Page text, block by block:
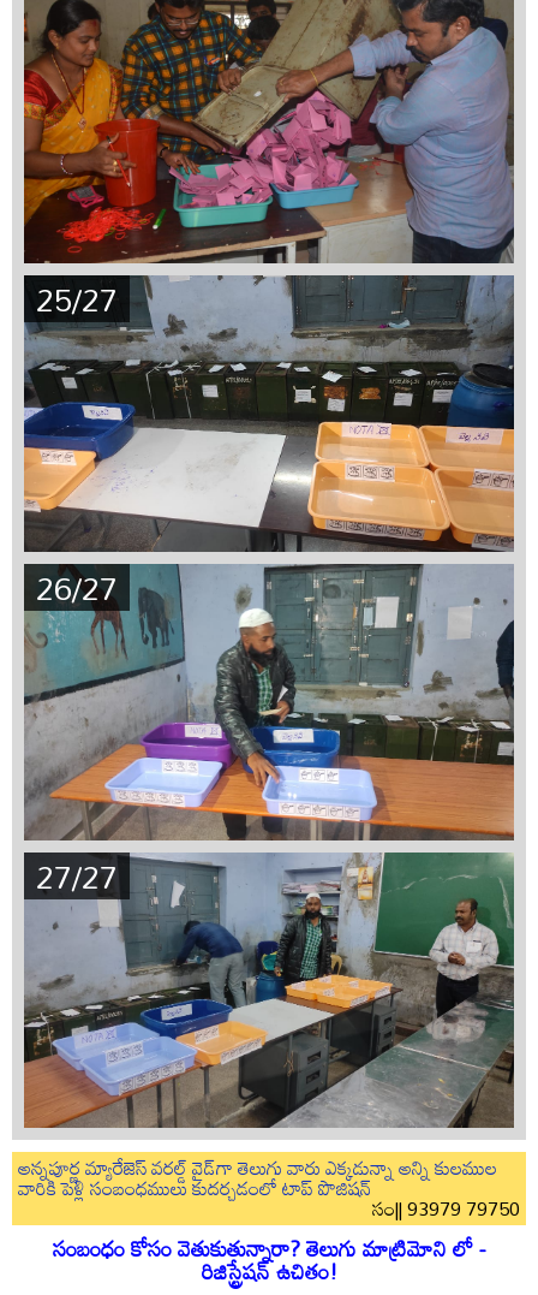
25/27
26/27
27/27
అన్నపూర్ణ మ్యారేజెస్ వరల్డ్ వైడ్‌గా తెలుగు వారు ఎక్కడున్నా అన్ని కులముల
వారికి పెళ్లి సంబంధములు కుదర్చడంలో టాప్ పొజిషన్
సం|| 93979 79750
సంబంధం కోసం వెతుకుతున్నారా? తెలుగు మాట్రిమోని లో -
రిజిస్ట్రేషన్ ఉచితం!